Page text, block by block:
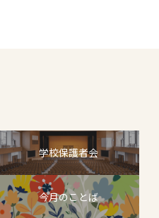
学校保護者会
今月のことば